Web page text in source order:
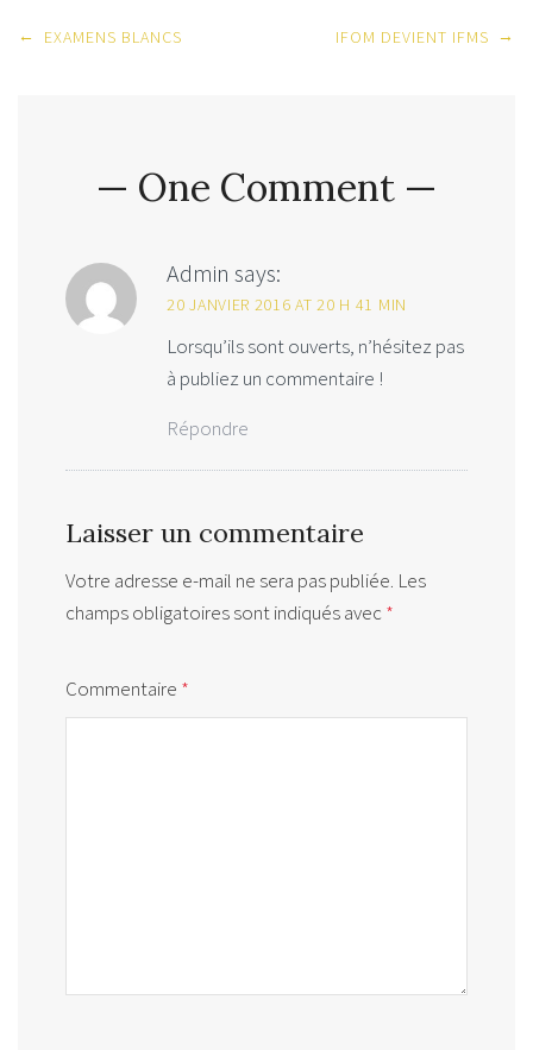
Post
← EXAMENS BLANCS IFOM DEVIENT IFMS →
— One Comment —
Admin says:
20 JANVIER 2016 AT 20 H 41 MIN
Lorsqu’ils sont ouverts, n’hésitez pas
à publiez un commentaire !
Répondre
Laisser un commentaire
Votre adresse e-mail ne sera pas publiée. Les
champs obligatoires sont indiqués avec*
Commentaire *